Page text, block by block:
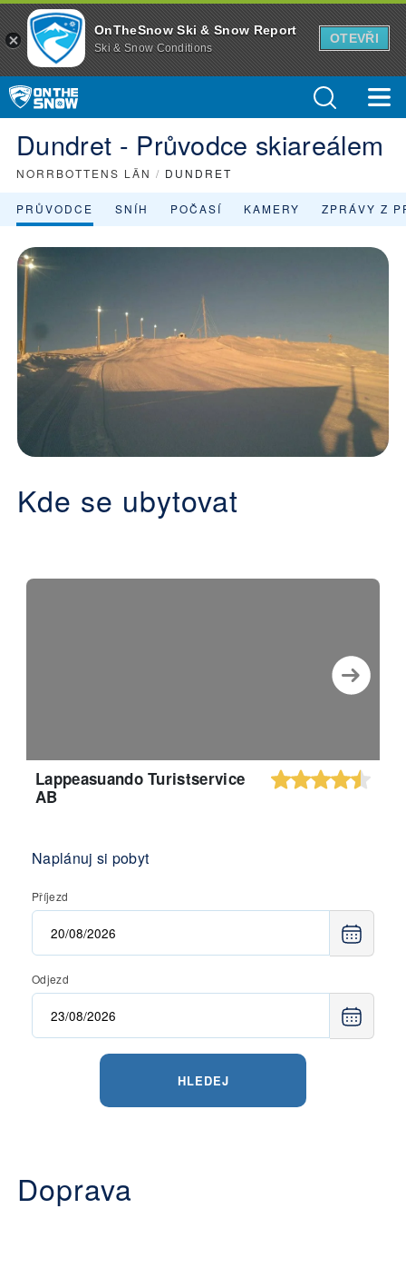
OnTheSnow Ski & Snow Report
Ski & Snow Conditions
OTEVŘI
Dundret - Průvodce skiareálem
NORRBOTTENS LÄN / DUNDRET
PRŮVODCE SNÍH POČASÍ KAMERY ZPRÁVY Z
Kde se ubytovat
Lappeasuando Turistservice
AB
Naplánuj si pobyt
Příjezd
Odjezd
HLEDEJ
Doprava